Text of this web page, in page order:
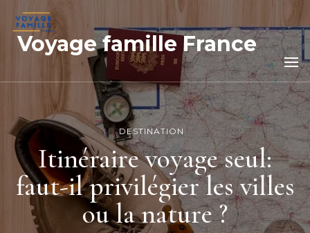
Voyage famille France
DESTINATION
Itinéraire voyage seul:
faut-il privilégier les villes
ou la nature ?